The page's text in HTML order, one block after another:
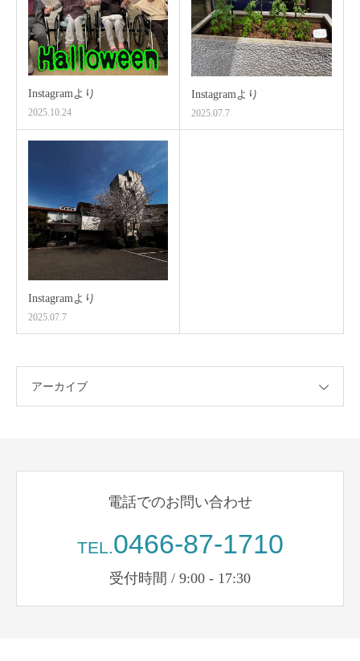
Instagramより
2025.10.24
Instagramより
2025.07.7
Instagramより
2025.07.7
アーカイブ
電話でのお問い合わせ
TEL.0466-87-1710
受付時間 / 9:00 - 17:30